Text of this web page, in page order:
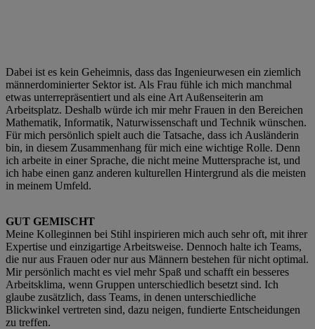
Dabei ist es kein Geheimnis, dass das Ingenieurwesen ein ziemlich
männerdominierter Sektor ist. Als Frau fühle ich mich manchmal
etwas unterrepräsentiert und als eine Art Außenseiterin am
Arbeitsplatz. Deshalb würde ich mir mehr Frauen in den Bereichen
Mathematik, Informatik, Naturwissenschaft und Technik wünschen.
Für mich persönlich spielt auch die Tatsache, dass ich Ausländerin
bin, in diesem Zusammenhang für mich eine wichtige Rolle. Denn
ich arbeite in einer Sprache, die nicht meine Muttersprache ist, und
ich habe einen ganz anderen kulturellen Hintergrund als die meisten
in meinem Umfeld.
GUT GEMISCHT
Meine Kolleginnen bei Stihl inspirieren mich auch sehr oft, mit ihrer
Expertise und einzigartige Arbeitsweise. Dennoch halte ich Teams,
die nur aus Frauen oder nur aus Männern bestehen für nicht optimal.
Mir persönlich macht es viel mehr Spaß und schafft ein besseres
Arbeitsklima, wenn Gruppen unterschiedlich besetzt sind. Ich
glaube zusätzlich, dass Teams, in denen unterschiedliche
Blickwinkel vertreten sind, dazu neigen, fundierte Entscheidungen
zu treffen.